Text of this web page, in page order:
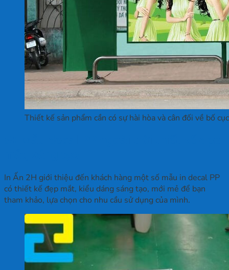
Thiết kế sản phẩm cần có sự hài hòa và cân đối về bố
In Ấn 2H giới thiệu đến khách hàng một số mẫu in decal PP
có thiết kế đẹp mắt, kiểu dáng sáng tạo, mới mẻ để bạn
tham khảo, lựa chọn cho nhu cầu sử dụng của mình.